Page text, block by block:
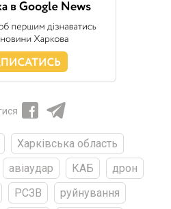
Харківська область
авіаудар КАБ
дрон
РСЗВ
руйнування